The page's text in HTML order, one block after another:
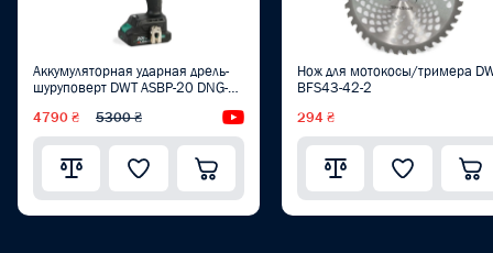
Аккумуляторная ударная дрель-
шуруповерт DWT ASBP-20 DNG-2
4790 ₴ 5300 ₴ Видеообзор
Нож для мотокосы/тримера
BFS43-42-2
294 ₴